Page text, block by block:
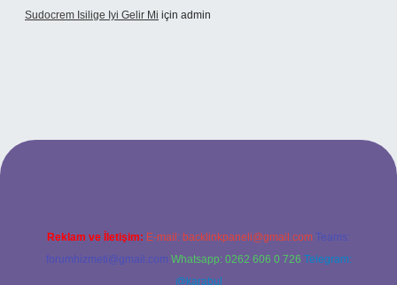
Sudocrem Isilige Iyi Gelir Mi için admin
bet giriş
Reklam ve İletişim: E-mail: backlinkpaneli@gmail.com Teams:
forumhizmeti@gmail.com Whatsapp: 0262 606 0 726 Telegram:
@karabul